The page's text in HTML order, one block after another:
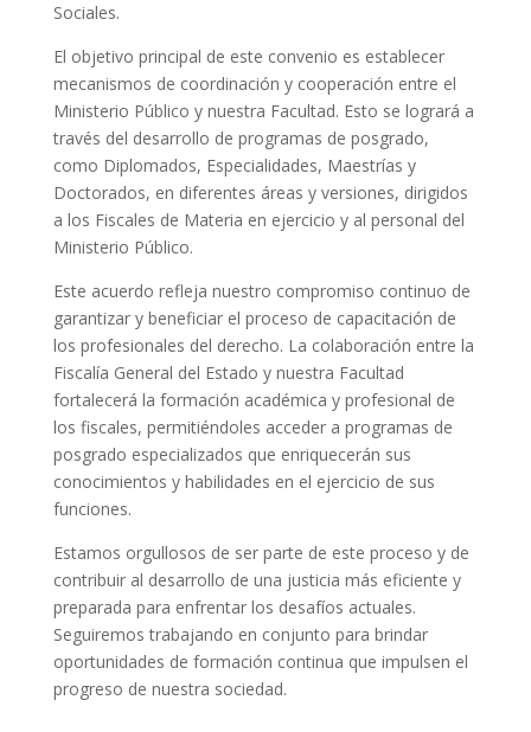
Sociales.
El objetivo principal de este convenio es establecer
mecanismos de coordinación y cooperación entre el
Ministerio Público y nuestra Facultad. Esto se logrará a
través del desarrollo de programas de posgrado,
como Diplomados, Especialidades, Maestrías y
Doctorados, en diferentes áreas y versiones, dirigidos
a los Fiscales de Materia en ejercicio y al personal del
Ministerio Público.
Este acuerdo refleja nuestro compromiso continuo de
garantizar y beneficiar el proceso de capacitación de
los profesionales del derecho. La colaboración entre la
Fiscalía General del Estado y nuestra Facultad
fortalecerá la formación académica y profesional de
los fiscales, permitiéndoles acceder a programas de
posgrado especializados que enriquecerán sus
conocimientos y habilidades en el ejercicio de sus
funciones.
Estamos orgullosos de ser parte de este proceso y de
contribuir al desarrollo de una justicia más eficiente y
preparada para enfrentar los desafíos actuales.
Seguiremos trabajando en conjunto para brindar
oportunidades de formación continua que impulsen el
progreso de nuestra sociedad.